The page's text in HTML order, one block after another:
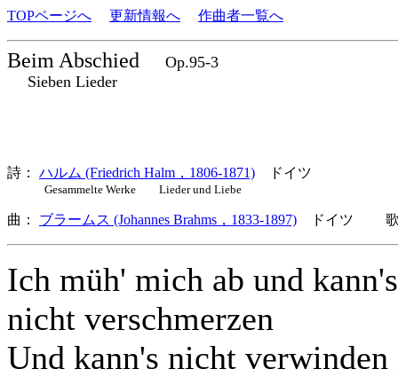
TOPページへ 更新情報へ 作曲者一覧へ
Beim Abschied
Op.95-3
Sieben Lieder
詩： ハルム (Friedrich Halm，1806-1871) ドイツ
Gesammelte Werke Lieder und Liebe
曲： ブラームス (Johannes Brahms，1833-1897) ドイツ 歌
Ich müh' mich ab und kann's
nicht verschmerzen
Und kann's nicht verwinden